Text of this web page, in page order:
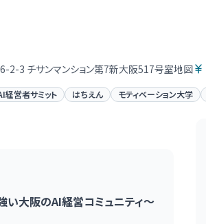
2-3 チサンマンション第7新大阪517号室地図
経営者サミット はちえん モティベーション大学
い大阪のAI経営コミュニティ～